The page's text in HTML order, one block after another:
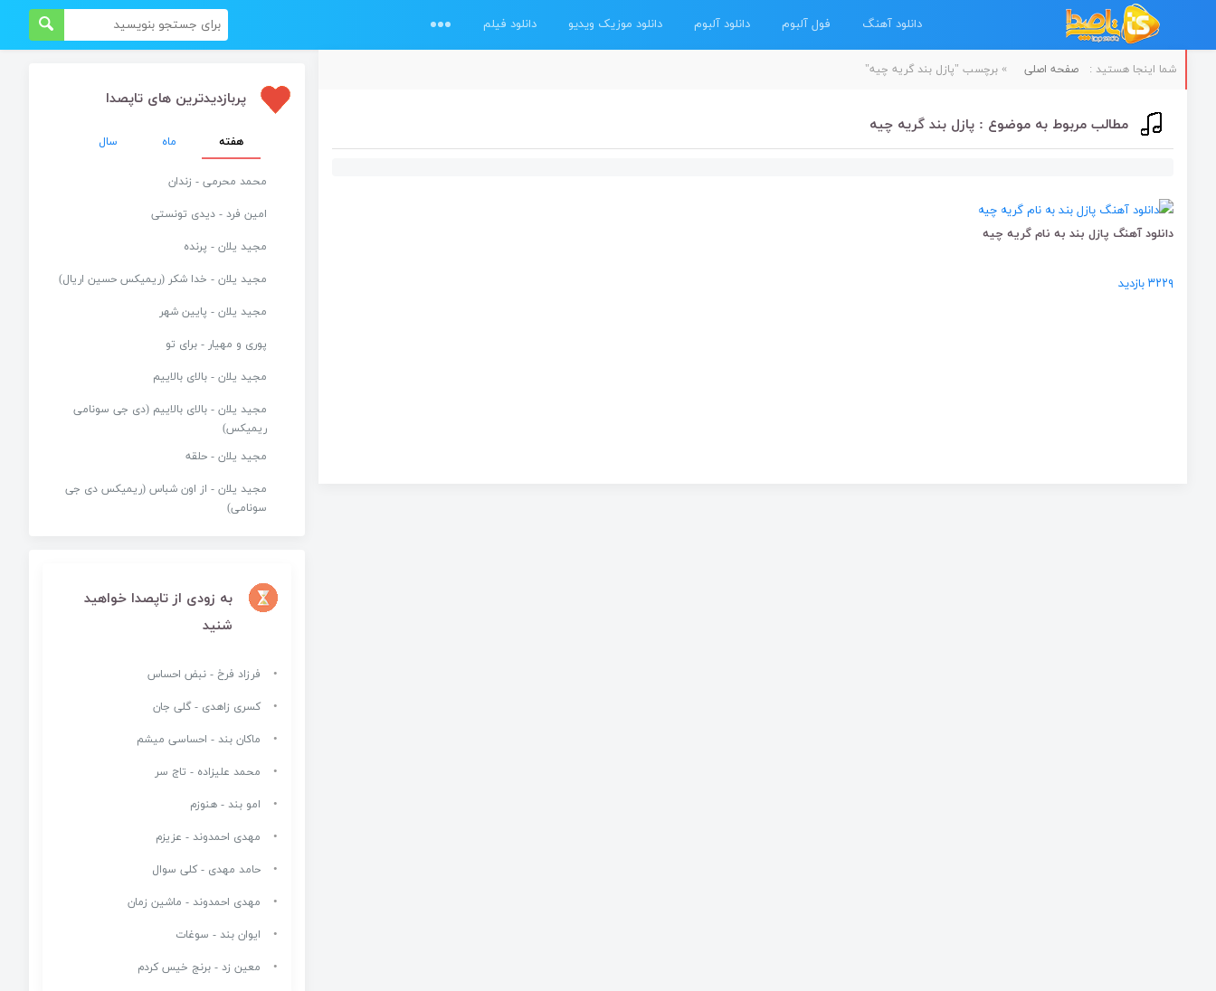
دانلود آهنگ فول آلبوم دانلود آلبوم دانلود موزیک ویدیو دانلود فیلم
شما اینجا هستید : صفحه اصلی » برچسب "پازل بند گریه چیه"
مطالب مربوط به موضوع : پازل بند گریه چیه
دانلود آهنگ پازل بند به نام گریه چیه
۳۲۲۹ بازدید
پربازدیدترین های تاپصدا
هفته ماه سال
محمد محرمی - زندان
امین فرد - دیدی تونستی
مجید یلان - پرنده
مجید یلان - خدا شکر (ریمیکس حسین اریال)
مجید یلان - پایین شهر
پوری و مهیار - برای تو
مجید یلان - بالای بالاییم
مجید یلان - بالای بالاییم (دی جی سونامی
ریمیکس)
مجید یلان - حلقه
مجید یلان - از اون شباس (ریمیکس دی جی
سونامی)
به زودی از تاپصدا خواهید
شنید
فرزاد فرخ - نبض احساس
کسری زاهدی - گلی جان
ماکان بند - احساسی میشم
محمد علیزاده - تاج سر
امو بند - هنوزم
مهدی احمدوند - عزیزم
حامد مهدی - کلی سوال
مهدی احمدوند - ماشین زمان
ایوان بند - سوغات
معین زد - برنج خیس کردم